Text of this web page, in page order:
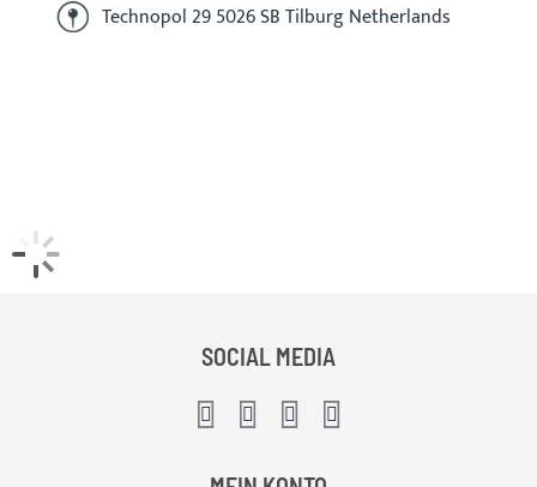
Technopol 29 5026 SB Tilburg Netherlands
SOCIAL MEDIA